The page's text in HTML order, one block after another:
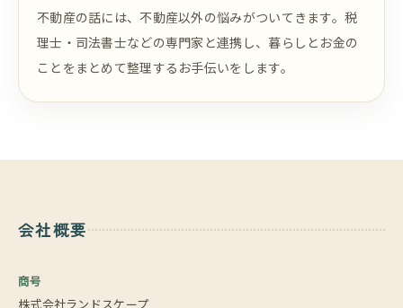
不動産の話には、不動産以外の悩みがついてきます。税
理士・司法書士などの専門家と連携し、暮らしとお金の
ことをまとめて整理するお手伝いをします。
会社概要
商号
株式会社ランドスケープ